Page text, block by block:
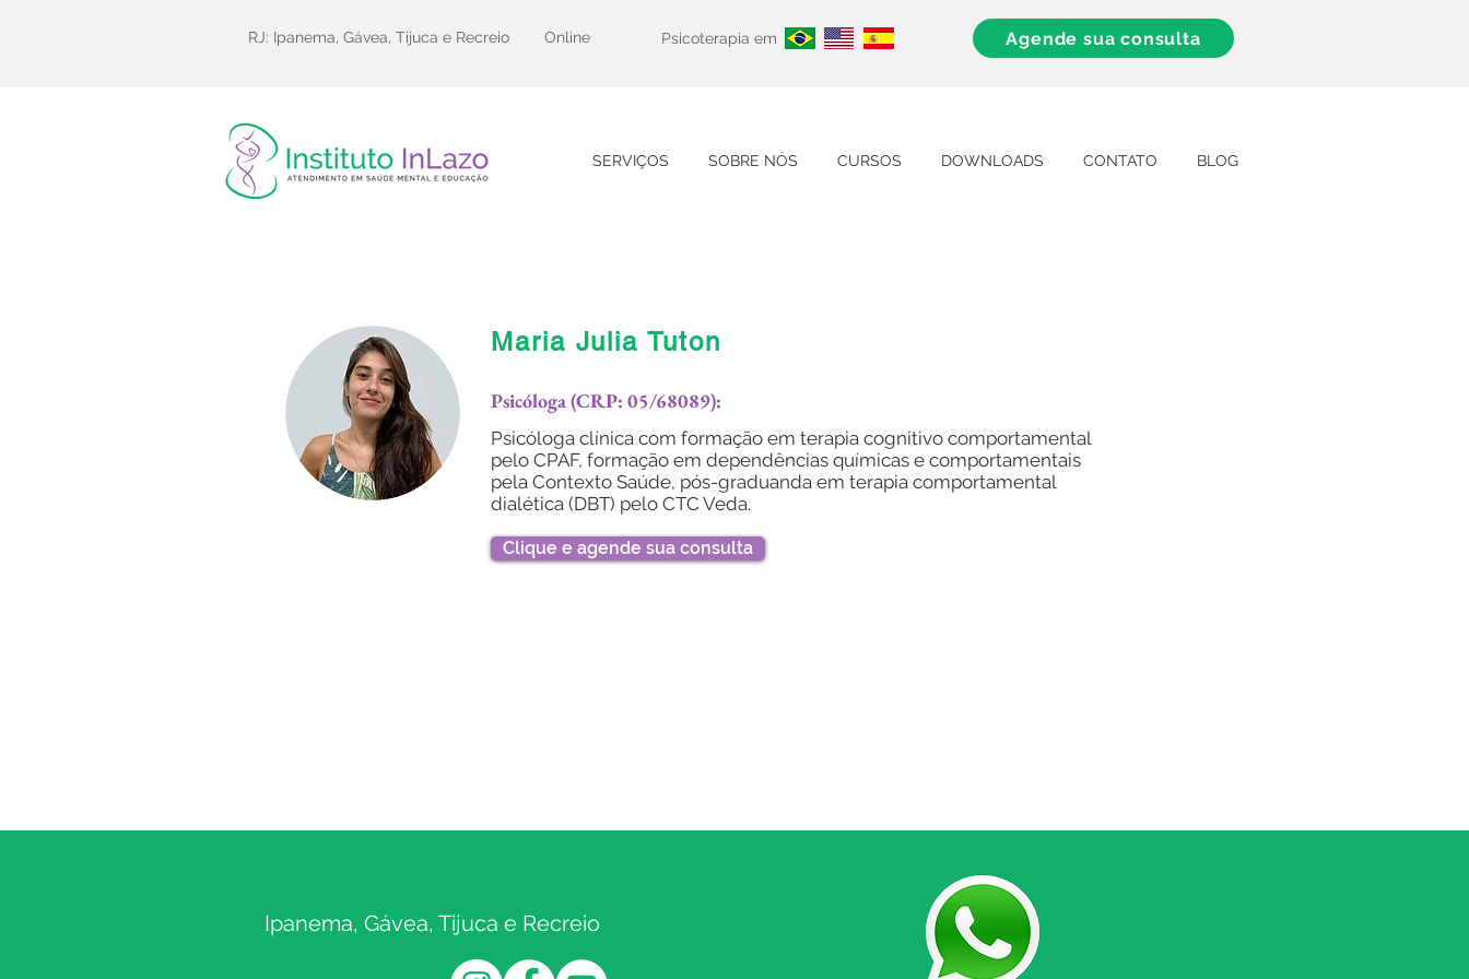
RJ: Ipanema, Gávea, Tijuca e Recreio Online Psicoterapia em Agende sua consulta
SERVIÇOS SOBRE NÓS CURSOS DOWNLOADS CONTATO BLOG
Maria Julia Tuton
Psicóloga (CRP: 05/68089):
Psicóloga clínica com formação em terapia cognitivo comportamental
pelo CPAF, formação em dependências químicas e comportamentais
pela Contexto Saúde, pós-graduanda em terapia comportamental
dialética (DBT) pelo CTC Veda.
Clique e agende sua consulta
Ipanema, Gávea, Tijuca e Recreio